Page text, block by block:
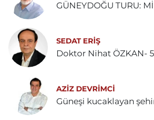
GÜNEYDOĞU TURU:
SEDAT ERİŞ
AZIZ DEVRIMCI
Güneşi kucaklayan